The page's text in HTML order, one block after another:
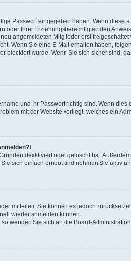
Passwort eingegeben haben. Wenn diese
oder Ihrer Erziehungsberechtigten den
angemeldeten Mitglieder erst
Wenn Sie eine E-Mail erhalten haben,
blockiert wurde. Wenn Sie sich sicher sind,
und Ihr Passwort richtig sind. Wenn
mit der Website vorliegt, welches ein
deaktiviert oder gelöscht hat.
sich einfach erneut und nehmen Sie aktiv
mitteilen, Sie können es jedoch
wieder anmelden können.
wenden Sie sich an die Board-Administration.